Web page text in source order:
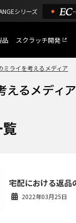
シリーズ
ト
品
特長
ショッピングモール型
通販受注対応
ECと通販の連動を可能に
スクラッチ開発
ミライを考えるメディア
宅配における返品
2022年03月25日